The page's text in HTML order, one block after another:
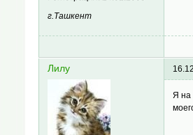
г.Ташкент
Лилу
Я на